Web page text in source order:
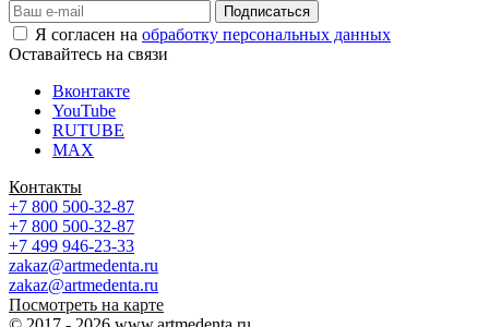
Я согласен на обработку персональных данных
Оставайтесь на связи
Вконтакте
YouTube
RUTUBE
MAX
Контакты
+7 800 500-32-87
+7 800 500-32-87
+7 499 946-23-33
zakaz@artmedenta.ru
zakaz@artmedenta.ru
Посмотреть на карте